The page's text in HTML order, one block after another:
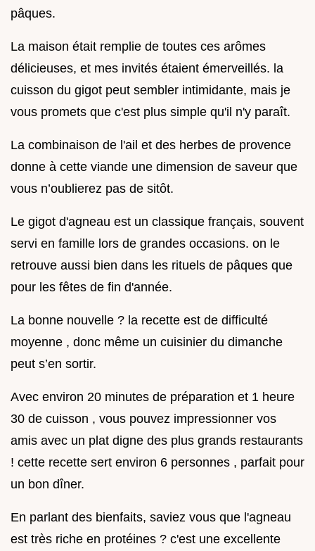
pâques.
La maison était remplie de toutes ces arômes
délicieuses, et mes invités étaient émerveillés. la
cuisson du gigot peut sembler intimidante, mais je
vous promets que c'est plus simple qu'il n'y paraît.
La combinaison de l'ail et des herbes de provence
donne à cette viande une dimension de saveur que
vous n’oublierez pas de sitôt.
Le gigot d'agneau est un classique français, souvent
servi en famille lors de grandes occasions. on le
retrouve aussi bien dans les rituels de pâques que
pour les fêtes de fin d'année.
La bonne nouvelle ? la recette est de difficulté
moyenne , donc même un cuisinier du dimanche
peut s’en sortir.
Avec environ 20 minutes de préparation et 1 heure
30 de cuisson , vous pouvez impressionner vos
amis avec un plat digne des plus grands restaurants
! cette recette sert environ 6 personnes , parfait pour
un bon dîner.
En parlant des bienfaits, saviez vous que l'agneau
est très riche en protéines ? c'est une excellente